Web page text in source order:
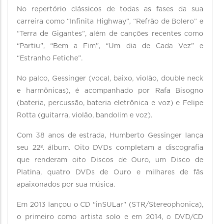
No repertório clássicos de todas as fases da sua
carreira como “Infinita Highway”, “Refrão de Bolero” e
“Terra de Gigantes”, além de canções recentes como
“Partiu”, “Bem a Fim”, “Um dia de Cada Vez” e
“Estranho Fetiche”.
No palco, Gessinger (vocal, baixo, violão, double neck
e harmônicas), é acompanhado por Rafa Bisogno
(bateria, percussão, bateria eletrônica e voz) e Felipe
Rotta (guitarra, violão, bandolim e voz).
Com 38 anos de estrada, Humberto Gessinger lança
seu 22º. álbum. Oito DVDs completam a discografia
que renderam oito Discos de Ouro, um Disco de
Platina, quatro DVDs de Ouro e milhares de fãs
apaixonados por sua música.
Em 2013 lançou o CD "inSULar" (STR/Stereophonica),
o primeiro como artista solo e em 2014, o DVD/CD